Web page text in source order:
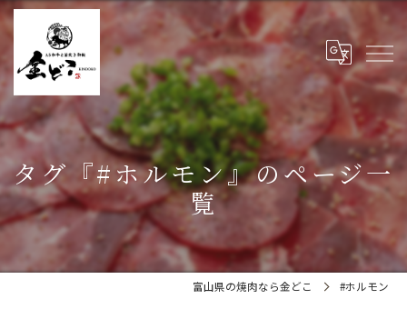
タグ『#ホルモン』のページ一
覧
富山県の焼肉なら金どこ #ホルモン